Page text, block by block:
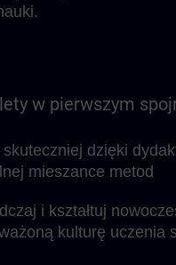
w pierwszym
dzięki
mieszance metod
i kształtuj
kulturę uczenia